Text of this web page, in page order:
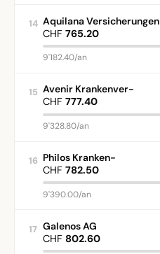
14 Aquilana Versicherungen
CHF 765.20
9'182.40/an
15 Avenir Krankenver-
CHF 777.40
9'328.80/an
16 Philos Kranken-
CHF 782.50
9'390.00/an
17 Galenos AG
CHF 802.60